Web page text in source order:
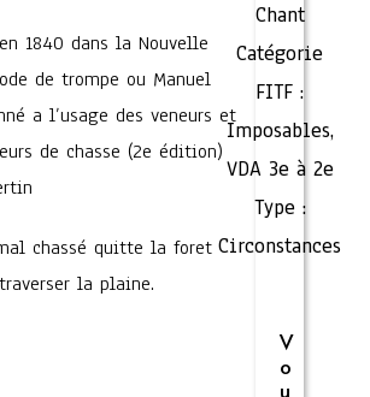
1840 dans la Nouvelle
de trompe ou Manuel
a l’usage des veneurs et
de chasse (2e édition)
chassé quitte la foret
la plaine.
Chant
Catégorie
FITF :
Imposables,
VDA 3e à 2e
Type :
Circonstances
V
o
u